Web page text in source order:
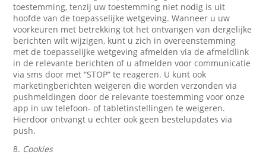
toestemming, tenzij uw toestemming niet nodig is uit
hoofde van de toepasselijke wetgeving. Wanneer u uw
voorkeuren met betrekking tot het ontvangen van dergelijke
berichten wilt wijzigen, kunt u zich in overeenstemming
met de toepasselijke wetgeving afmelden via de afmeldlink
in de relevante berichten of u afmelden voor communicatie
via sms door met “STOP” te reageren. U kunt ook
marketingberichten weigeren die worden verzonden via
pushmeldingen door de relevante toestemming voor onze
app in uw telefoon- of tabletinstellingen te weigeren.
Hierdoor ontvangt u echter ook geen bestelupdates via
push.
8. Cookies